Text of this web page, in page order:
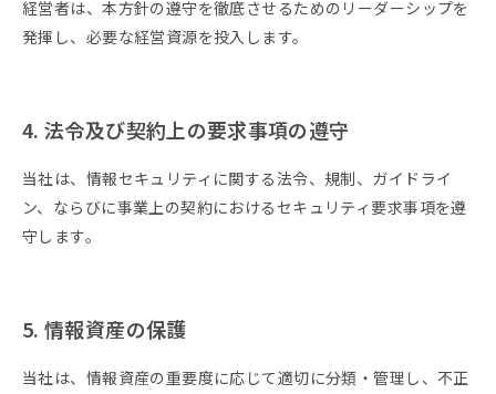
経営者は、本方針の遵守を徹底させるためのリーダーシップを
発揮し、必要な経営資源を投入します。
4. 法令及び契約上の要求事項の遵守
当社は、情報セキュリティに関する法令、規制、ガイドライ
ン、ならびに事業上の契約におけるセキュリティ要求事項を遵
守します。
5. 情報資産の保護
当社は、情報資産の重要度に応じて適切に分類・管理し、不正